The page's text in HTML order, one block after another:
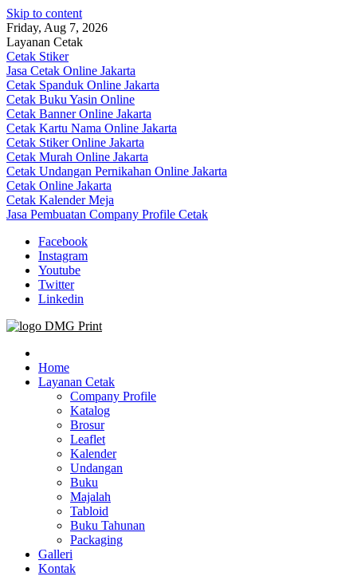
Skip to content
Friday, Aug 7, 2026
Layanan Cetak
Cetak Stiker
Jasa Cetak Online Jakarta
Cetak Spanduk Online Jakarta
Cetak Buku Yasin Online
Cetak Banner Online Jakarta
Cetak Kartu Nama Online Jakarta
Cetak Stiker Online Jakarta
Cetak Murah Online Jakarta
Cetak Undangan Pernikahan Online Jakarta
Cetak Online Jakarta
Cetak Kalender Meja
Jasa Pembuatan Company Profile Cetak
Facebook
Instagram
Youtube
Twitter
Linkedin
Jasa Cetak Online DMG Printing
Home
Layanan Cetak
Company Profile
Katalog
Brosur
Leaflet
Kalender
Undangan
Buku
Majalah
Tabloid
Buku Tahunan
Packaging
Galleri
Kontak